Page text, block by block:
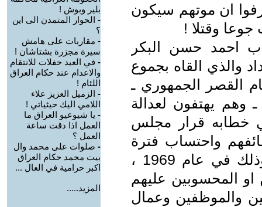
ان موتهم سيكون
جوعا وقتلا !
احمد حسن البكر
والذي القاه بجموع
القصر الجمهوري ـ
وهم يهتفون لعدالة
خطابه قرار مجلس
واحتساب فترة
الفصل لاغراض الخدمة والتقاعد ، وذلك في عام 1969 ،
المحسوبين عليهم
والموظفين وعمال
بلير وبوش !
- الحوار المتمدن الى اين
؟
- مقاربات على هامش
سيرة مجزرة بشتاشان !
- في العيد حفلات للانتقام
والاعدام عند حكام العراق
اللئام !
- الزميل العزيز علاء
اللامي اليك حيثياتي !
- يا شيوعيو العراق ما
العمل اذا دقت ساعة
العمل ؟
- صلوات على محمد وال
بيت محمد حكام العراق
اكبر حرامية في العال ...
المزيد.....